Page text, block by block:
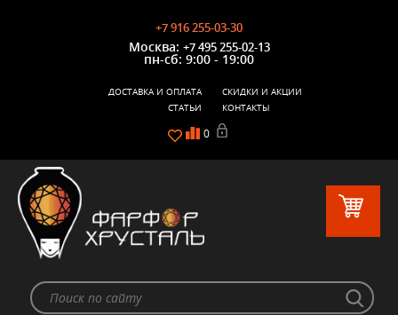
+7 916 255-03-30
Москва: +7 495 255-02-13
пн-сб: 9:00 - 19:00
0
ДОСТАВКА И ОПЛАТА
СКИДКИ И АКЦИИ
СТАТЬИ
КОНТАКТЫ